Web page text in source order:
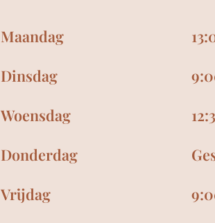
Maandag
Dinsdag
Woensdag
Donderdag
Vrijdag